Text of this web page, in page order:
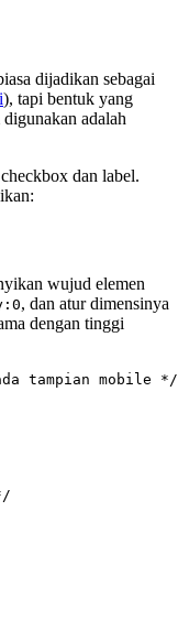
dijadikan sebagai
), tapi bentuk yang
adalah
dan label.
wujud elemen
, dan atur dimensinya
dengan tinggi
tampian mobile */